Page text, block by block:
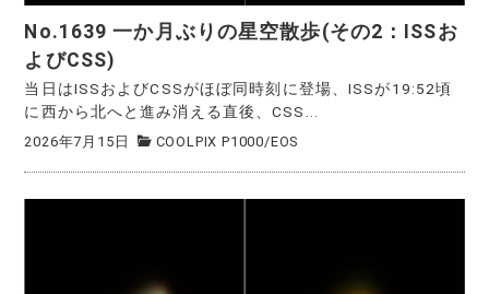
No.1639 一か月ぶりの星空散歩(その2：ISSお
よびCSS)
当日はISSおよびCSSがほぼ同時刻に登場、ISSが19:52頃
に西から北へと進み消える直後、CSS...
2026年7月15日 COOLPIX P1000/EOS